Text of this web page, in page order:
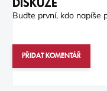
DISKUZE
Buďte první, kdo napíše
PŘIDAT KOMENTÁŘ